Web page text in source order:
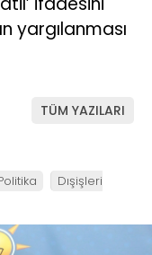
yargılanması
TÜM YAZILARI
Dışişleri